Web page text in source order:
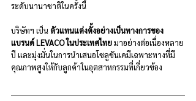
ระดับนานาชาติในครั้งนี้
บริษัทฯ เป็น ตัวแทนแต่งตั้งอย่างเป็นทางการของ
แบรนด์ LEVACO ในประเทศไทย มาอย่างต่อเนื่องหลาย
ปี และมุ่งมั่นในการนำเสนอโซลูชันเคมีเฉพาะทางที่มี
คุณภาพสูงให้กับลูกค้าในอุตสาหกรรมที่เกี่ยวข้อง